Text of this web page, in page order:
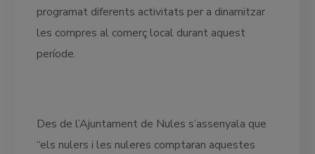
programat diferents activitats per a dinamitzar
les compres al comerç local durant aquest
període.
Des de l’Ajuntament de Nules s’assenyala que
“els nulers i les nuleres comptaran aquestes